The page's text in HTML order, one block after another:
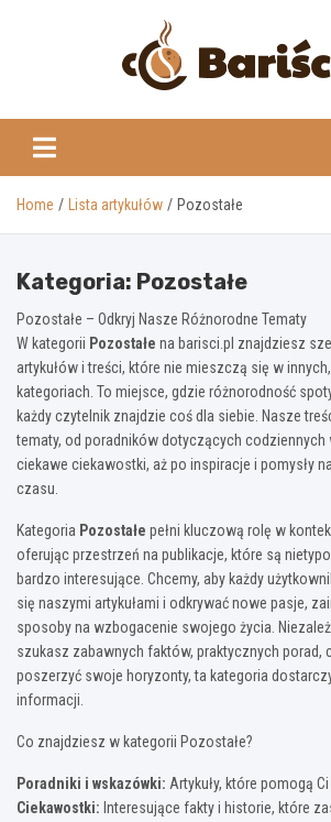
Home Lista artykułów Pozostałe
Kategoria: Pozostałe
Pozostałe – Odkryj Nasze Różnorodne Tematy
W kategorii Pozostałe na barisci.pl znajdziesz
artykułów i treści, które nie mieszczą się w
kategoriach. To miejsce, gdzie różnorodność
każdy czytelnik znajdzie coś dla siebie. Nasze
tematy, od poradników dotyczących codziennych
ciekawe ciekawostki, aż po inspiracje i pomysły
czasu.
Kategoria Pozostałe pełni kluczową rolę w
oferując przestrzeń na publikacje, które są
bardzo interesujące. Chcemy, aby każdy
się naszymi artykułami i odkrywać nowe pasje,
sposoby na wzbogacenie swojego życia.
szukasz zabawnych faktów, praktycznych porad,
poszerzyć swoje horyzonty, ta kategoria
informacji.
Co znajdziesz w kategorii Pozostałe?
Poradniki i wskazówki: Artykuły, które pomogą
Ciekawostki: Interesujące fakty i historie, które